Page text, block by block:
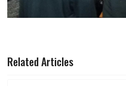
Related Articles